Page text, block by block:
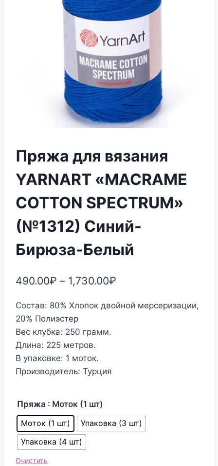
Пряжа для вязания
YARNART «MACRAME
COTTON SPECTRUM»
(№1312) Синий-
Бирюза-Белый
490.00₽ – 1,730.00₽
Состав: 80% Хлопок двойной мерсеризации,
20% Полиэстер
Вес клубка: 250 грамм.
Длина: 225 метров.
В упаковке: 1 моток.
Производитель: Турция
Пряжа : Моток (1 шт)
Моток (1 шт)
Упаковка (3 шт)
Упаковка (4 шт)
Очистить